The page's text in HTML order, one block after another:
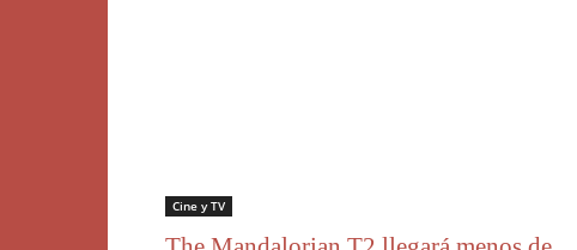
Cine y TV